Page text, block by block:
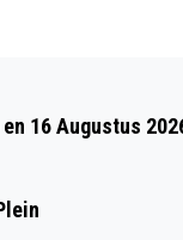
“HOE
16 Augustus